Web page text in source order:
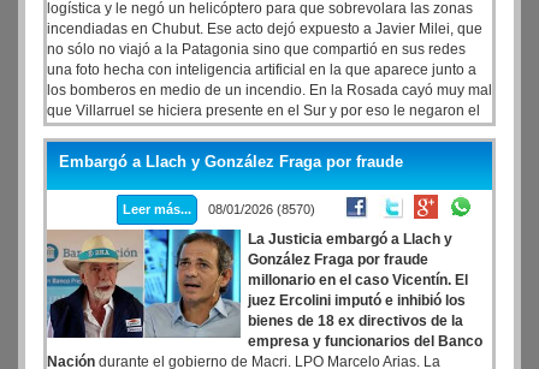
logística y le negó un helicóptero para que sobrevolara las zonas
incendiadas en Chubut. Ese acto dejó expuesto a Javier Milei, que
no sólo no viajó a la Patagonia sino que compartió en sus redes
una foto hecha con inteligencia artificial en la que aparece junto a
los bomberos en medio de un incendio. En la Rosada cayó muy mal
que Villarruel se hiciera presente en el Sur y por eso le negaron el
helicóptero que pidió a la Agencia Federal de Emergencia con el
objeto de sobrevolar las zonas afectadas. Esa agencia depende del
ministerio de Seguridad de la Nación, a cargo de Alejandra
Monteoliva, la delegada de Patricia Bullrich.
Embargó a Llach y González Fraga por fraude
Leer más... 08/01/2026 (8570)
La Justicia embargó a Llach y
González Fraga por fraude
millonario en el caso Vicentín. El
juez Ercolini imputó e inhibió los
bienes de 18 ex directivos de la
empresa y funcionarios del Banco
Nación durante el gobierno de Macri. LPO Marcelo Arias. La